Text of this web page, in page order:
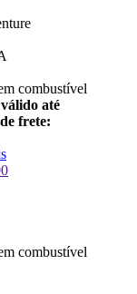
combustível
até
frete:
combustível